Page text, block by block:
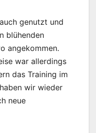
genutzt und
blühenden
angekommen.
war allerdings
das Training im
wir wieder
neue